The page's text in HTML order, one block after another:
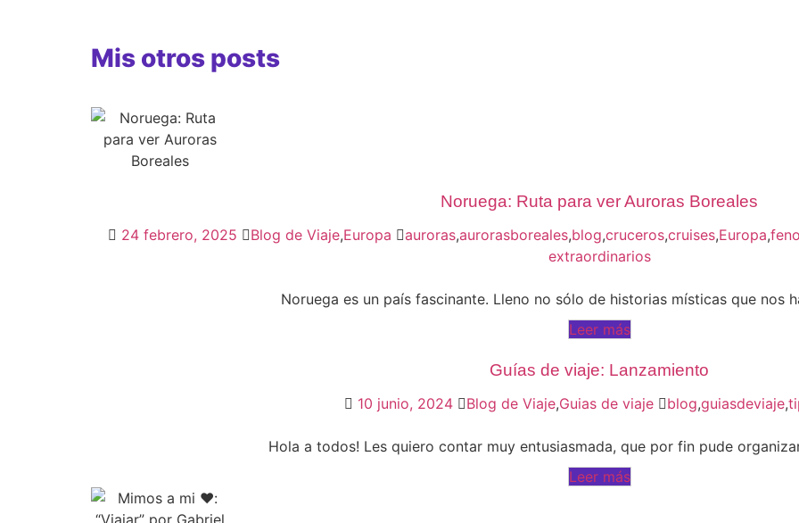
Mis otros posts
Noruega: Ruta para ver Auroras Boreales
24 febrero, 2025 Blog de Viaje,Europa auroras,aurorasboreales,blog,cruceros,cruises,Europa,
extraordinarios
Noruega es un país fascinante. Lleno no sólo de historias místicas que nos
Leer más
Guías de viaje: Lanzamiento
10 junio, 2024 Blog de Viaje,Guias de viaje blog,guiasdeviaje,
Hola a todos! Les quiero contar muy entusiasmada, que por fin pude
Leer más